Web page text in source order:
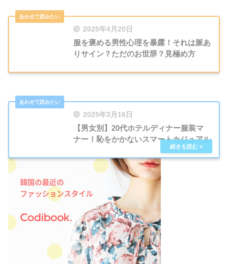
2025年4月20日
服を褒める男性心理を暴露！それは脈あ
りサイン？ただのお世辞？見極め方
2025年3月16日
【男女別】20代ホテルディナー服装マ
ナー！恥をかかないスマートカジュアル